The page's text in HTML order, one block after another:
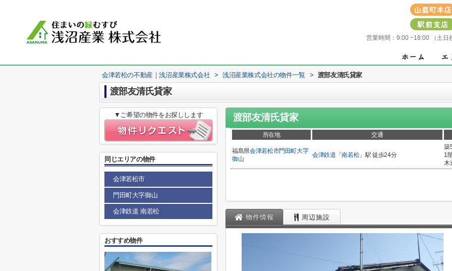
営業時間： 9:00 ~18:00 （土
会津若松の不動産｜浅沼産業株式会社 > 浅沼産業株式会社の物件一覧 > 渡部友清氏貸家
渡部友清氏貸家
渡部友清氏貸家
所在地 交通
福島県会津若松市門田町大字
御山
会津鉄道 「南若松」駅 徒歩24分
築
1
木
物件情報 周辺施設
▼ご希望の物件をお探しします
同じエリアの物件
会津若松市
門田町大字御山
会津鉄道 南若松
おすすめ物件